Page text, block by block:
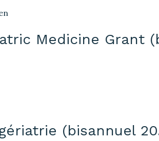
Medicine Grant
(bisannuel